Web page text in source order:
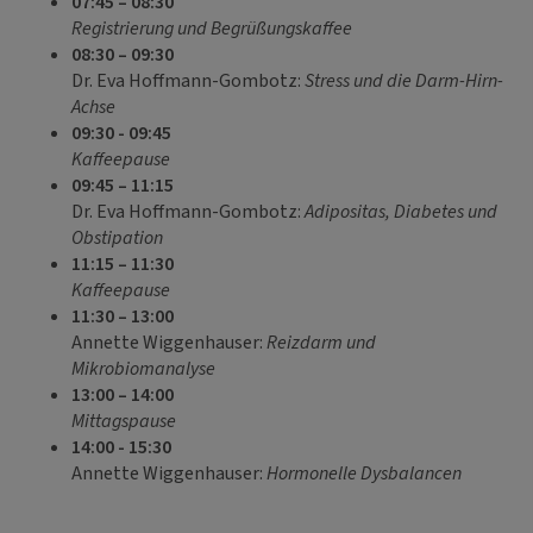
Registrierung und Begrüßungskaffee
08:30 – 09:30
Dr. Eva Hoffmann-Gombotz:Stress und die Darm-Hirn-
Achse
09:30 - 09:45
Kaffeepause
09:45 – 11:15
Dr. Eva Hoffmann-Gombotz:Adipositas, Diabetes und
Obstipation
11:15 – 11:30
Kaffeepause
11:30 – 13:00
Annette Wiggenhauser:Reizdarm und
Mikrobiomanalyse
13:00 – 14:00
Mittagspause
14:00 - 15:30
Annette Wiggenhauser:Hormonelle Dysbalancen